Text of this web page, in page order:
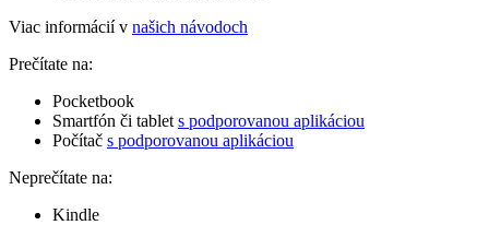
Viac informácií v našich návodoch
Prečítate na:
Pocketbook
Smartfón či tablet s podporovanou aplikáciou
Počítač s podporovanou aplikáciou
Neprečítate na:
Kindle